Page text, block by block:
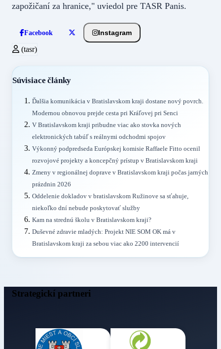
zapožičaní za hranice," uviedol pre TASR Panis.
Facebook Instagram
(tasr)
Súvisiace články
Ďalšia komunikácia v Bratislavskom kraji dostane nový povrch.
Modernou obnovou prejde cesta pri Kráľovej pri Senci
V Bratislavskom kraji pribudne viac ako stovka nových
elektronických tabúľ s reálnymi odchodmi spojov
Výkonný podpredseda Európskej komisie Raffaele Fitto ocenil
rozvojové projekty a koncepčný prístup v Bratislavskom kraji
Zmeny v regionálnej doprave v Bratislavskom kraji počas jarných
prázdnin 2026
Oddelenie dokladov v bratislavskom Ružinove sa sťahuje,
niekoľko dní nebude poskytovať služby
Kam na strednú školu v Bratislavskom kraji?
Duševné zdravie mladých: Projekt NIE SOM OK má v
Bratislavskom kraji za sebou viac ako 2200 intervencií
Strategickí partneri